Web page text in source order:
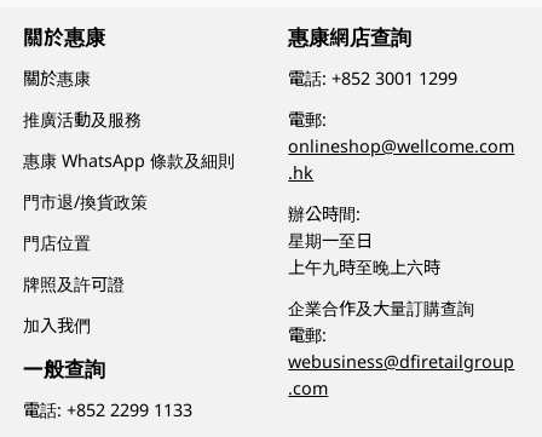
關於惠康
關於惠康
推廣活動及服務
惠康 WhatsApp 條款及細則
門市退/換貨政策
門店位置
牌照及許可證
加入我們
一般查詢
電話:+852 2299 1133
惠康網店查詢
電話:+852 3001 1299
電郵:
onlineshop@wellcome.com
.hk
辦公時間:
星期一至日
上午九時至晚上六時
企業合作及大量訂購查詢
電郵:
webusiness@dfiretailgroup
.com